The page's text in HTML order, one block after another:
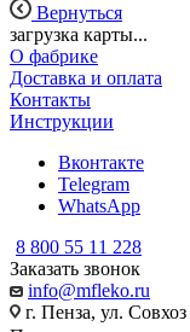
Вернуться
загрузка карты...
О фабрике
Доставка и оплата
Контакты
Инструкции
Вконтакте
Telegram
WhatsApp
8 800 55 11 228
Заказать звонок
info@mfleko.ru
г. Пенза, ул.